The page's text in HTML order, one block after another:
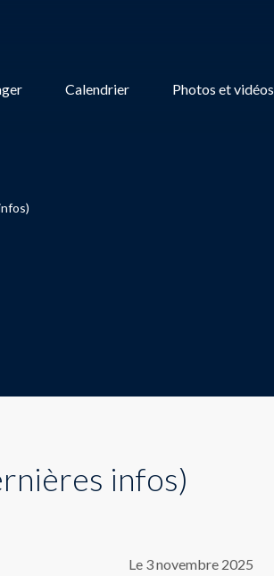
Calendrier Photos et vidéos
infos)
Le 3 novembre 2025